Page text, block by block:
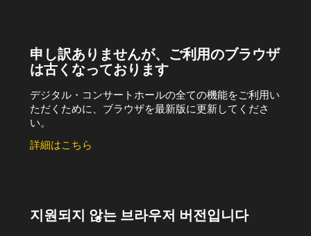
申し訳ありませんが、ご利用のブラウザ
は古くなっております
デジタル・コンサートホールの全ての機能をご利用い
ただくために、ブラウザを最新版に更新してくださ
い。
詳細はこちら
지원되지 않는 브라우저 버전입니다